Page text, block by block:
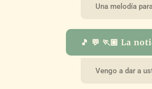
Una melodía
🎵 💬 🏃🏽 La
Vengo a dar a